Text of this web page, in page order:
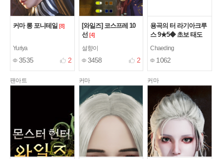
커마 롱 포니테일 [8]
Yuriya
3535 2
[와일즈] 코스프레 10
선 [4]
설향이
3458 2
용곡의 터 라기아크루
스 9★5◆ 초보 태도
Chaeding
1062
팬아트 커마 커마